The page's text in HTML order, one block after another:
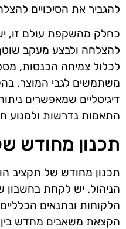
להגביר את הסיכויים
כחלק מהשקפת עולם זו,
להצלחה ולבצע מעקב
לכלול צמיחה הכנסות,
משתמשים לגבי המוצר.
דיגיטליים שמאפשרים
התאמות נדרשות ולמנוע
תכנון מחודש
תכנון מחודש של תקציב
הניהול. יש לקחת בחשבון
הלקוחות ובתנאים
הקצאת משאבים מחדש בין